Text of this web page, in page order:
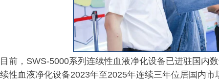
目前，SWS-5000系列连续性血液净化设备已进驻国内
续性血液净化设备2023年至2025年连续三年位居国内